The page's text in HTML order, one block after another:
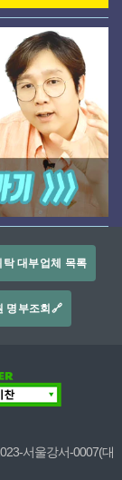
탁 대부업체 목록
명부조회🔗
서울강서-0007(대